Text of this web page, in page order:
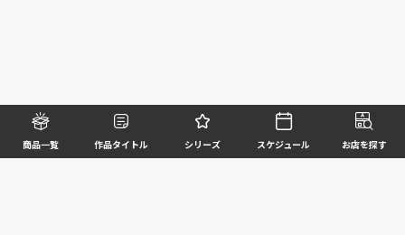
商品一覧 作品タイトル シリーズ スケジュール お店を探す